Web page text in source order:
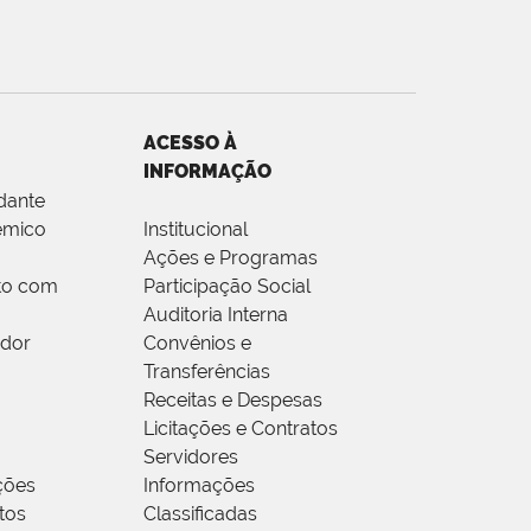
com
ACESSO À
INFORMAÇÃO
Institucional
Ações e Programas
Participação Social
Auditoria Interna
Convênios e
Transferências
Receitas e Despesas
Licitações e Contratos
Servidores
Informações
Classificadas